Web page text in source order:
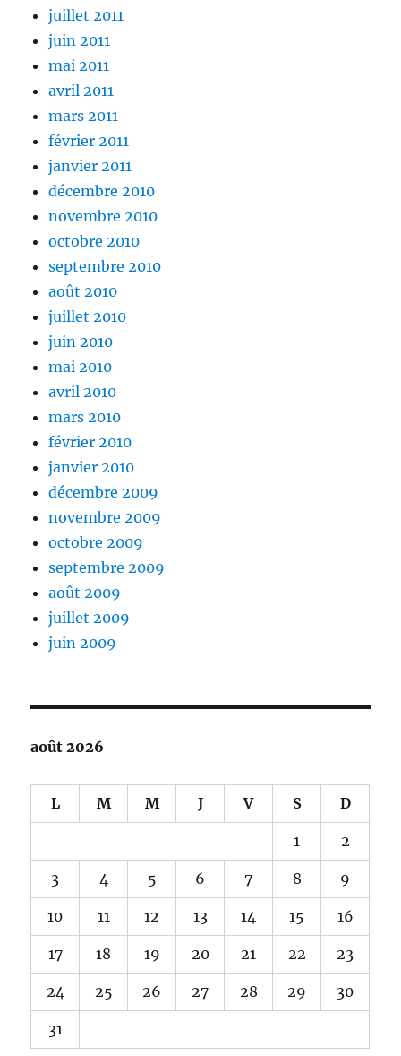
juillet 2011
juin 2011
mai 2011
avril 2011
mars 2011
février 2011
janvier 2011
décembre 2010
novembre 2010
octobre 2010
septembre 2010
août 2010
juillet 2010
juin 2010
mai 2010
avril 2010
mars 2010
février 2010
janvier 2010
décembre 2009
novembre 2009
octobre 2009
septembre 2009
août 2009
juillet 2009
juin 2009
août 2026
L M M J V S D
1 2
3 4 5 6 7 8 9
10 11 12 13 14 15 16
17 18 19 20 21 22 23
24 25 26 27 28 29 30
31